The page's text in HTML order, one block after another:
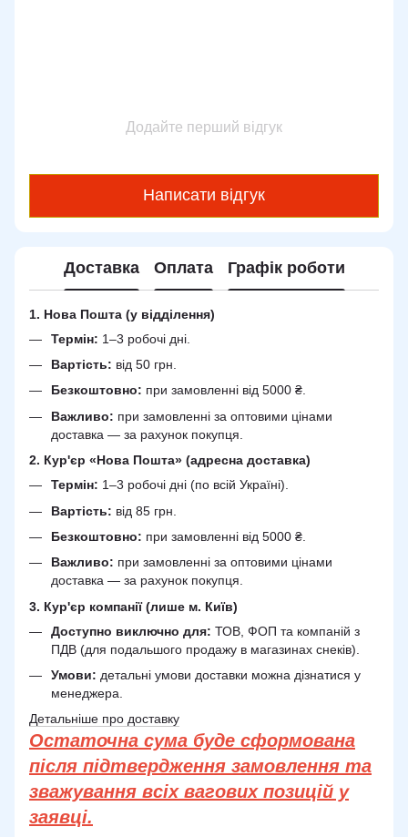
Додайте перший відгук
Написати відгук
Доставка Оплата Графік роботи
1. Нова Пошта (у відділення)
Термін: 1–3 робочі дні.
Вартість: від 50 грн.
Безкоштовно: при замовленні від 5000 ₴.
Важливо: при замовленні за оптовими цінами
доставка — за рахунок покупця.
2. Кур'єр «Нова Пошта» (адресна доставка)
Термін: 1–3 робочі дні (по всій Україні).
Вартість: від 85 грн.
Безкоштовно: при замовленні від 5000 ₴.
Важливо: при замовленні за оптовими цінами
доставка — за рахунок покупця.
3. Кур'єр компанії (лише м. Київ)
Доступно виключно для: ТОВ, ФОП та компаній з
ПДВ (для подальшого продажу в магазинах снеків).
Умови: детальні умови доставки можна дізнатися у
менеджера.
Детальніше про доставку
Остаточна сума буде сформована
після підтвердження замовлення та
зважування всіх вагових позицій у
заявці.